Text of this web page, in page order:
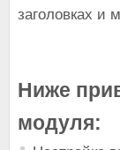
заголовках и
Ниже
модуля: